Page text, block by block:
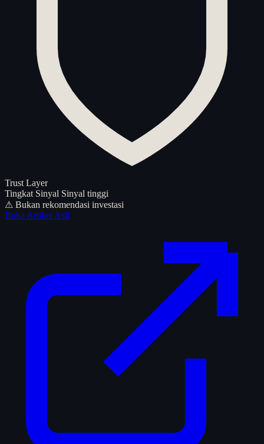
Trust Layer
Tingkat Sinyal Sinyal tinggi
⚠ Bukan rekomendasi investasi
Buka Artikel Asli